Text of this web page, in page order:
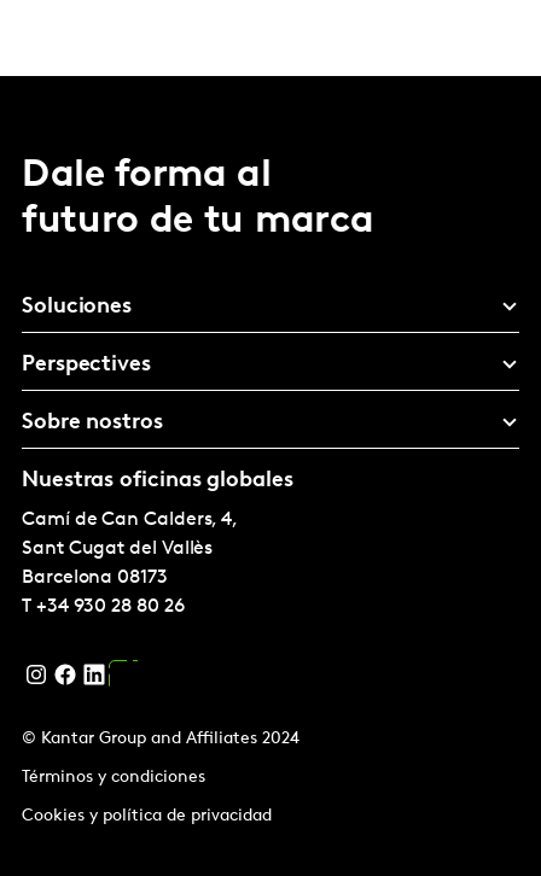
Dale forma al
futuro de tu marca
Soluciones
Perspectives
Sobre nostros
Nuestras oficinas globales
Camí de Can Calders, 4,
Sant Cugat del Vallès
Barcelona 08173
T +34 930 28 80 26
© Kantar Group and Affiliates 2024
Términos y condiciones
Cookies y política de privacidad